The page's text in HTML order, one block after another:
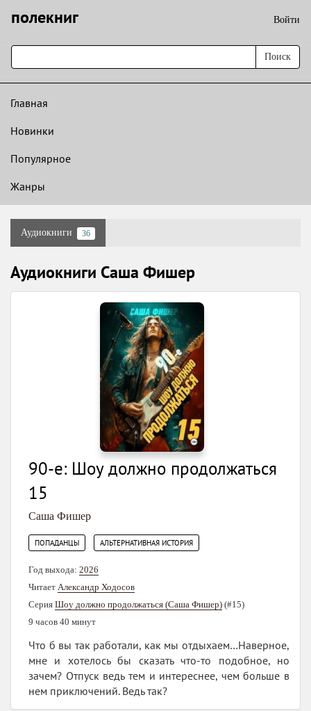
полекниг Войти
Поиск
Главная
Новинки
Популярное
Жанры
Аудиокниги 36
Аудиокниги Саша Фишер
90-е: Шоу должно продолжаться
15
Саша Фишер
ПОПАДАНЦЫ АЛЬТЕРНАТИВНАЯ ИСТОРИЯ
Год выхода: 2026
Читает Александр Ходосов
Серия Шоу должно продолжаться (Саша Фишер) (#15)
9 часов 40 минут
Что б вы так работали, как мы отдыхаем…Наверное,
мне и хотелось бы сказать что-то подобное, но
зачем? Отпуск ведь тем и интереснее, чем больше в
нем приключений. Ведь так?